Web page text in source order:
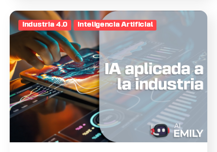
Industria 4.0 Inteligencia Artificial